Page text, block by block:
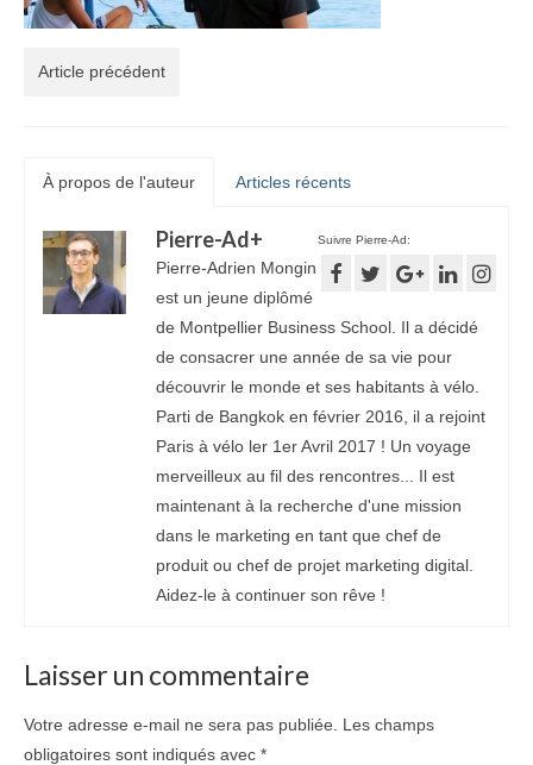
Article précédent
À propos de l'auteur Articles récents
Suivre Pierre-Ad:
Pierre-Ad+
Pierre-Adrien Mongin
est un jeune diplômé
de Montpellier Business School. Il a décidé
de consacrer une année de sa vie pour
découvrir le monde et ses habitants à vélo.
Parti de Bangkok en février 2016, il a rejoint
Paris à vélo ler 1er Avril 2017 ! Un voyage
merveilleux au fil des rencontres... Il est
maintenant à la recherche d'une mission
dans le marketing en tant que chef de
produit ou chef de projet marketing digital.
Aidez-le à continuer son rêve !
Laisser un commentaire
Votre adresse e-mail ne sera pas publiée.
Les champs
obligatoires sont indiqués avec *